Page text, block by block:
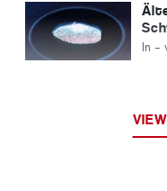
In -